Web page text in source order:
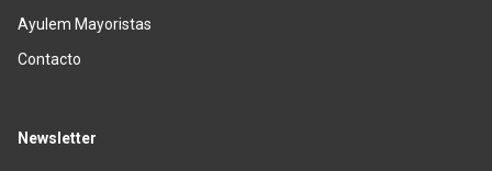
Ayulem Mayoristas
Contacto
Newsletter